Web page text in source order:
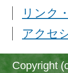
リンク
アクセ
Copyright